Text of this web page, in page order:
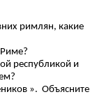
римлян, какие
республикой и
». Объясните